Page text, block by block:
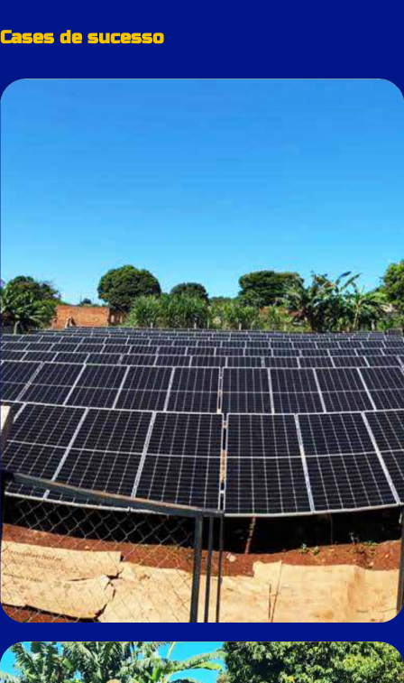
Cases de sucesso